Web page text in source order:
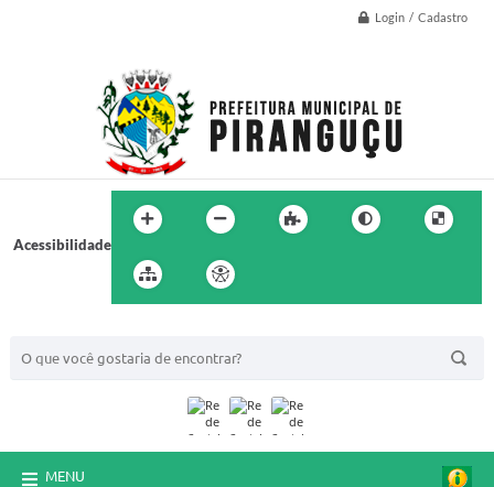
Login / Cadastro
Acessibilidade
MENU